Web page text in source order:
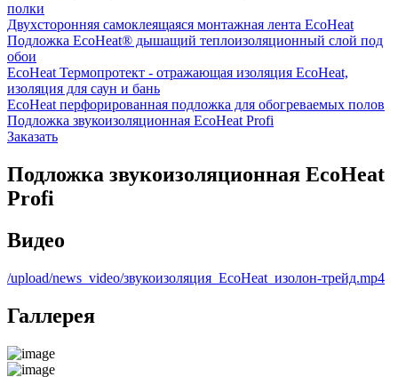
полки
Двухсторонняя самоклеящаяся монтажная лента EcoHeat
Подложка EcoHeat® дышащий теплоизоляционный слой под
обои
EcoHeat Термопротект - отражающая изоляция EcoHeat,
изоляция для саун и бань
EcoHeat перфорированная подложка для обогреваемых полов
Подложка звукоизоляционная EcoHeat Profi
Заказать
Подложка звукоизоляционная EcoHeat
Profi
Видео
/upload/news_video/звукоизоляция_EcoHeat_изолон-трейд.mp4
Галлерея